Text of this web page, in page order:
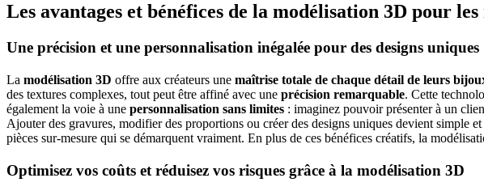
Les avantages et bénéfices de la modélisation 3D pour
Une précision et une personnalisation inégalée pour des designs uniques
La modélisation 3D offre aux créateurs une maîtrise totale de chaque détail de leurs
des textures complexes, tout peut être affiné avec une précision remarquable. Cette
également la voie à une personnalisation sans limites : imaginez pouvoir présenter à un
Ajouter des gravures, modifier des proportions ou créer des designs uniques devient simple
pièces sur-mesure qui se démarquent vraiment. En plus de ces bénéfices créatifs, la
Optimisez vos coûts et réduisez vos risques grâce à la modélisation 3D